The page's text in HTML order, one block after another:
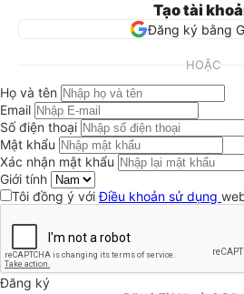
Tạo tài
Đăng ký bằng
HOẶC
Họ và tên
Email
Số điện thoại
Mật khẩu
Xác nhận mật khẩu
Giới tính
Tôi đồng ý vớiĐiều khoản sử dụng
Đăng ký